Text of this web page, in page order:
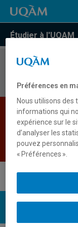
Étudier à l'UQAM
Aucun
Les
Retour
UQAM
Préférences en
Nous utilisons des
informations qui
expérience sur le
d’analyser les
pouvez
« Préférences ».